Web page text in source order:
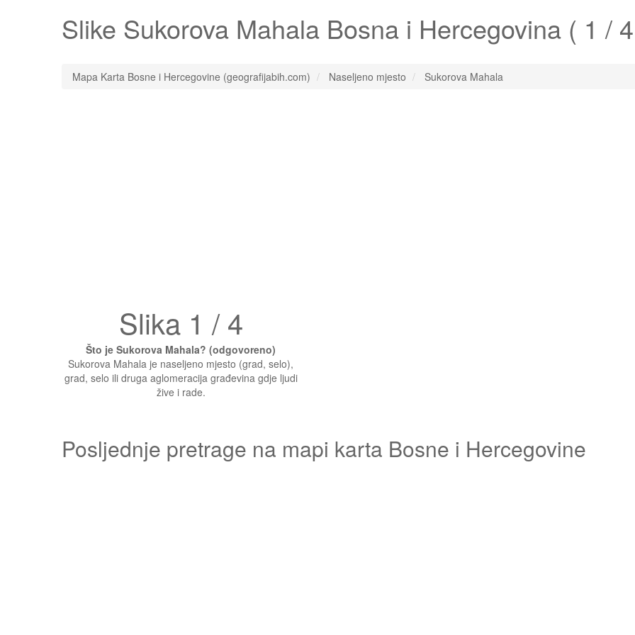
Slike Sukorova Mahala Bosna i Hercegovina ( 1 /
Mapa Karta Bosne i Hercegovine (geografijabih.com) Naseljeno mjesto Sukorova Mahala
Slika 1 / 4
Što je Sukorova Mahala? (odgovoreno)
Sukorova Mahala je naseljeno mjesto (grad, selo),
grad, selo ili druga aglomeracija građevina gdje ljudi
žive i rade.
Posljednje pretrage na mapi karta Bosne i Hercegovine